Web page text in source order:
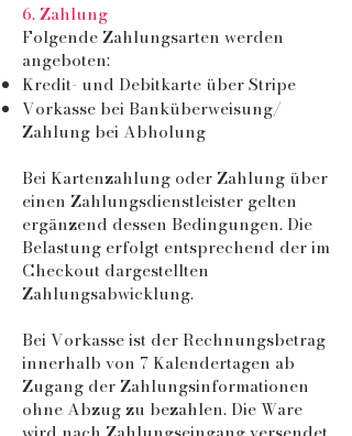
6. Zahlung
Folgende Zahlungsarten werden
angeboten:
Kredit- und Debitkarte über Stripe
Vorkasse bei Banküberweisung/
Zahlung bei Abholung
Bei Kartenzahlung oder Zahlung über
einen Zahlungsdienstleister gelten
ergänzend dessen Bedingungen. Die
Belastung erfolgt entsprechend der im
Checkout dargestellten
Zahlungsabwicklung.
Bei Vorkasse ist der Rechnungsbetrag
innerhalb von 7 Kalendertagen ab
Zugang der Zahlungsinformationen
ohne Abzug zu bezahlen. Die Ware